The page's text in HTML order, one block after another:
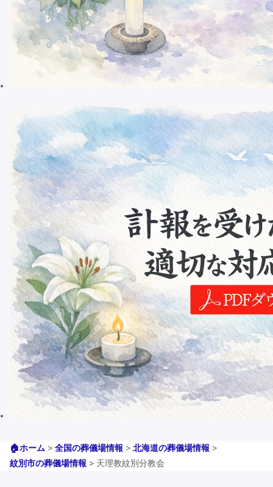
🏠ホーム > 全国の葬儀場情報 > 北海道の葬儀場情報 >
紋別市の葬儀場情報 > 天理教紋別分教会